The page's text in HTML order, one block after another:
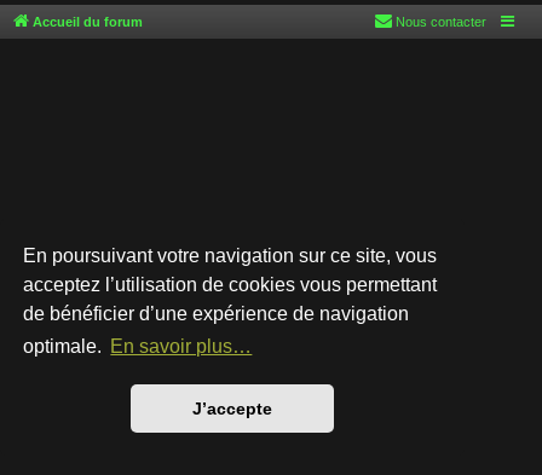
En poursuivant votre navigation sur ce site, vous
acceptez l’utilisation de cookies vous permettant
de bénéficier d’une expérience de navigation
optimale. En savoir plus…
J’accepte
Accueil du forum Nous contacter
Développé parphpBB® Forum Software © phpBB Limited
Style par
Traduction française officielle